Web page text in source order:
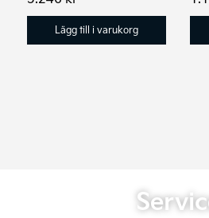
Lägg till i varukorg